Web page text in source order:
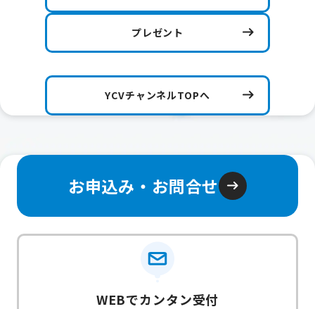
プレゼント
YCVチャンネルTOPへ
お申込み・お問合せ
WEBでカンタン受付